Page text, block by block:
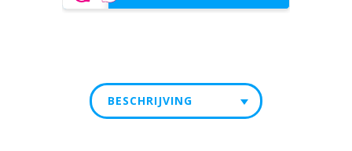
BESCHRIJVING